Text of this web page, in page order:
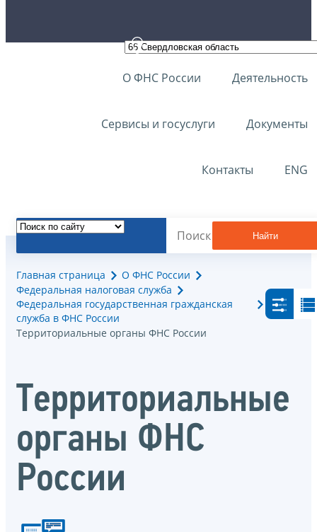
О ФНС России Деятельность
Сервисы и госуслуги Документы
Контакты ENG
Найти
Главная страница
О ФНС России
Федеральная налоговая служба
Федеральная государственная гражданская
служба в ФНС России
Территориальные органы ФНС России
Территориальные
органы ФНС
России